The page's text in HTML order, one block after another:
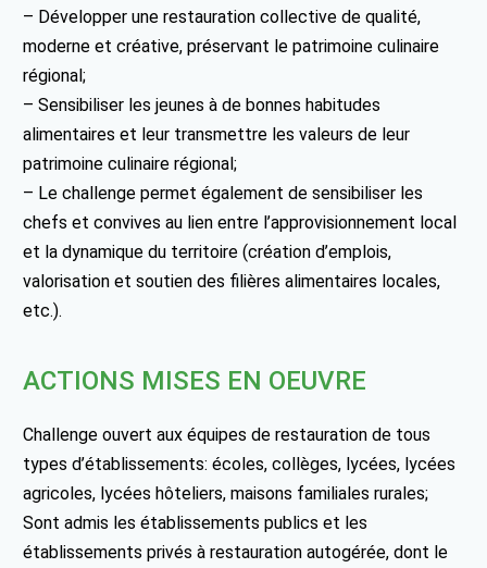
– Développer une restauration collective de qualité,
moderne et créative, préservant le patrimoine culinaire
régional;
– Sensibiliser les jeunes à de bonnes habitudes
alimentaires et leur transmettre les valeurs de leur
patrimoine culinaire régional;
– Le challenge permet également de sensibiliser les
chefs et convives au lien entre l’approvisionnement local
et la dynamique du territoire (création d’emplois,
valorisation et soutien des filières alimentaires locales,
etc.).
ACTIONS MISES EN OEUVRE
Challenge ouvert aux équipes de restauration de tous
types d’établissements: écoles, collèges, lycées, lycées
agricoles, lycées hôteliers, maisons familiales rurales;
Sont admis les établissements publics et les
établissements privés à restauration autogérée, dont le